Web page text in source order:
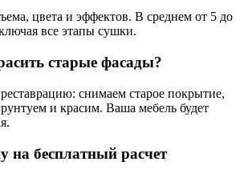
цвета и эффектов. В среднем от 5 до
все этапы сушки.
старые фасады?
снимаем старое покрытие,
и красим. Ваша мебель будет
на бесплатный расчет